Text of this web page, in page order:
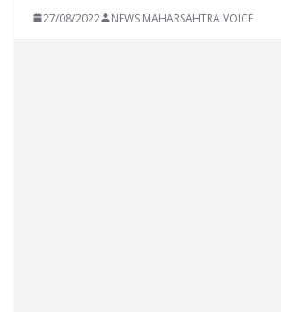
27/08/2022 NEWS MAHARSAHTRA VOICE